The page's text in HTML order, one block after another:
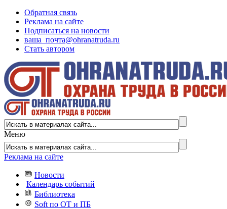
Обратная связь
Реклама на сайте
Подписаться на новости
ваша_почта@ohranatruda.ru
Стать автором
Меню
Реклама на сайте
Новости
Календарь событий
Библиотека
Soft по ОТ и ПБ